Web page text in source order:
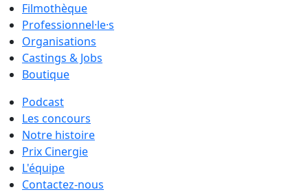
Filmothèque
Professionnel·le·s
Organisations
Castings & Jobs
Boutique
Podcast
Les concours
Notre histoire
Prix Cinergie
L'équipe
Contactez-nous